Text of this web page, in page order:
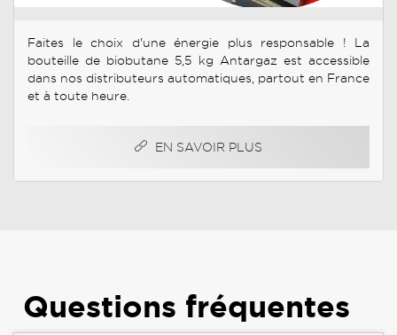
Faites le choix d'une énergie plus responsable ! La
bouteille de biobutane 5,5 kg Antargaz est accessible
dans nos distributeurs automatiques, partout en France
et à toute heure.
EN SAVOIR PLUS
Questions fréquentes